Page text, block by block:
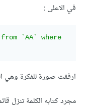
في الاعلى
`AA` where
ارفقت صورة للفكرة وهي
مجرد كتابه الكلمة تنزل